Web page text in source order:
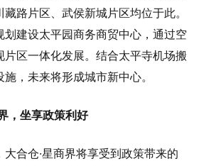
路片区、武侯新城片区均位于此。
建设太平园商务商贸中心，通过空
区一体化发展。结合太平寺机场搬
，未来将形成城市新中心。
坐享政策利好
合仓·星商界将享受到政策带来的